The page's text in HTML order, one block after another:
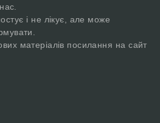
і не лікує, але може
матеріалів посилання на сайт